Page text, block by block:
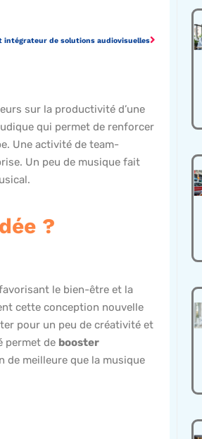
intégrateur de solutions audiovisuelles
sur la productivité d’une
qui permet de renforcer
Une activité de team-
Un peu de musique fait
?
le bien-être et la
cette conception nouvelle
pour un peu de créativité et
permet de booster
de meilleure que la musique